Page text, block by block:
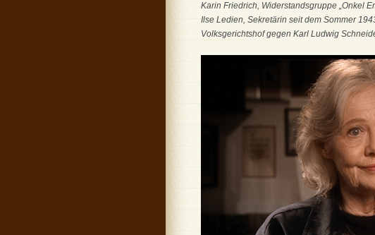
Karin Friedrich, Widerstandsgruppe „Onkel
Ilse Ledien, Sekretärin seit dem Sommer
Volksgerichtshof gegen Karl Ludwig